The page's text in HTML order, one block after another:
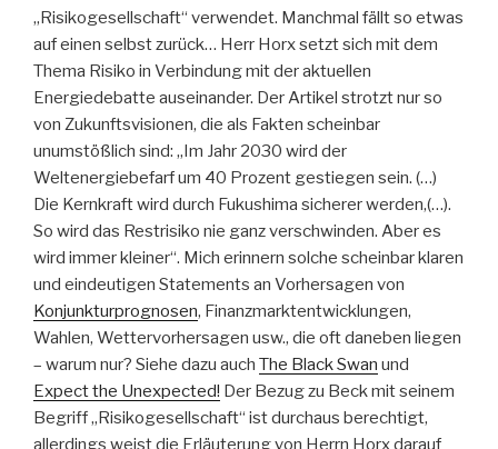
„Risikogesellschaft“ verwendet. Manchmal fällt so etwas
auf einen selbst zurück… Herr Horx setzt sich mit dem
Thema Risiko in Verbindung mit der aktuellen
Energiedebatte auseinander. Der Artikel strotzt nur so
von Zukunftsvisionen, die als Fakten scheinbar
unumstößlich sind: „Im Jahr 2030 wird der
Weltenergiebefarf um 40 Prozent gestiegen sein. (…)
Die Kernkraft wird durch Fukushima sicherer werden,(…).
So wird das Restrisiko nie ganz verschwinden. Aber es
wird immer kleiner“. Mich erinnern solche scheinbar klaren
und eindeutigen Statements an Vorhersagen von
Konjunkturprognosen, Finanzmarktentwicklungen,
Wahlen, Wettervorhersagen usw., die oft daneben liegen
– warum nur? Siehe dazu auch The Black Swan und
Expect the Unexpected! Der Bezug zu Beck mit seinem
Begriff „Risikogesellschaft“ ist durchaus berechtigt,
allerdings weist die Erläuterung von Herrn Horx darauf